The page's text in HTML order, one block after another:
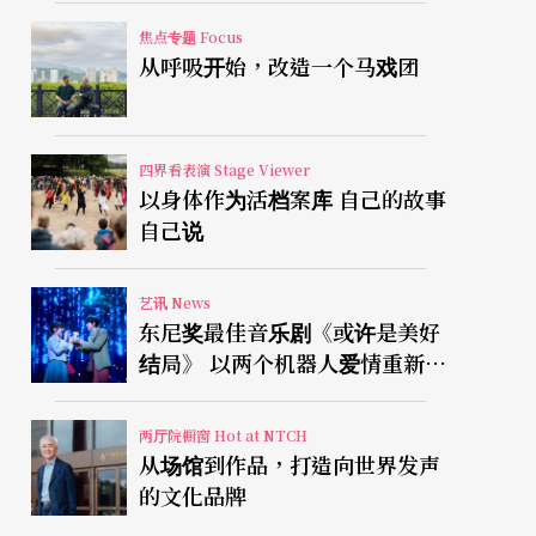
焦点专题 Focus
从呼吸开始，改造一个马戏团
四界看表演 Stage Viewer
以身体作为活档案库 自己的故事
自己说
艺讯 News
东尼奖最佳音乐剧《或许是美好
结局》 以两个机器人爱情重新凝
视有限人生
两厅院橱窗 Hot at NTCH
从场馆到作品，打造向世界发声
的文化品牌